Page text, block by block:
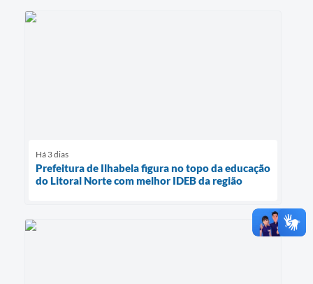
Há 3 dias
Prefeitura de Ilhabela figura no topo da educação
do Litoral Norte com melhor IDEB da região